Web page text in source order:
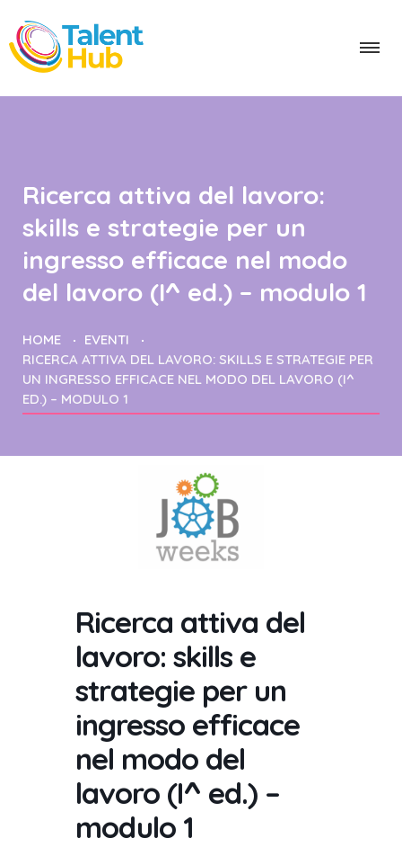
Ricerca attiva del lavoro:
skills e strategie per un
ingresso efficace nel modo
del lavoro (I^ ed.) – modulo 1
HOME
EVENTI
RICERCA ATTIVA DEL LAVORO: SKILLS E STRATEGIE PER
UN INGRESSO EFFICACE NEL MODO DEL LAVORO (I^
ED.) – MODULO 1
Ricerca attiva del
lavoro: skills e
strategie per un
ingresso efficace
nel modo del
lavoro (I^ ed.) –
modulo 1